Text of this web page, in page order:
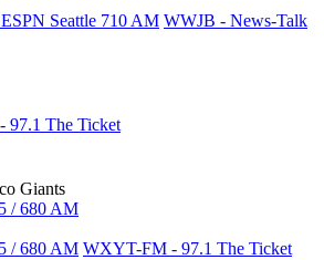
Seattle 710 AM WWJB - News-Talk
The Ticket
Giants
/ 680 AM
/ 680 AM WXYT-FM - 97.1 The Ticket